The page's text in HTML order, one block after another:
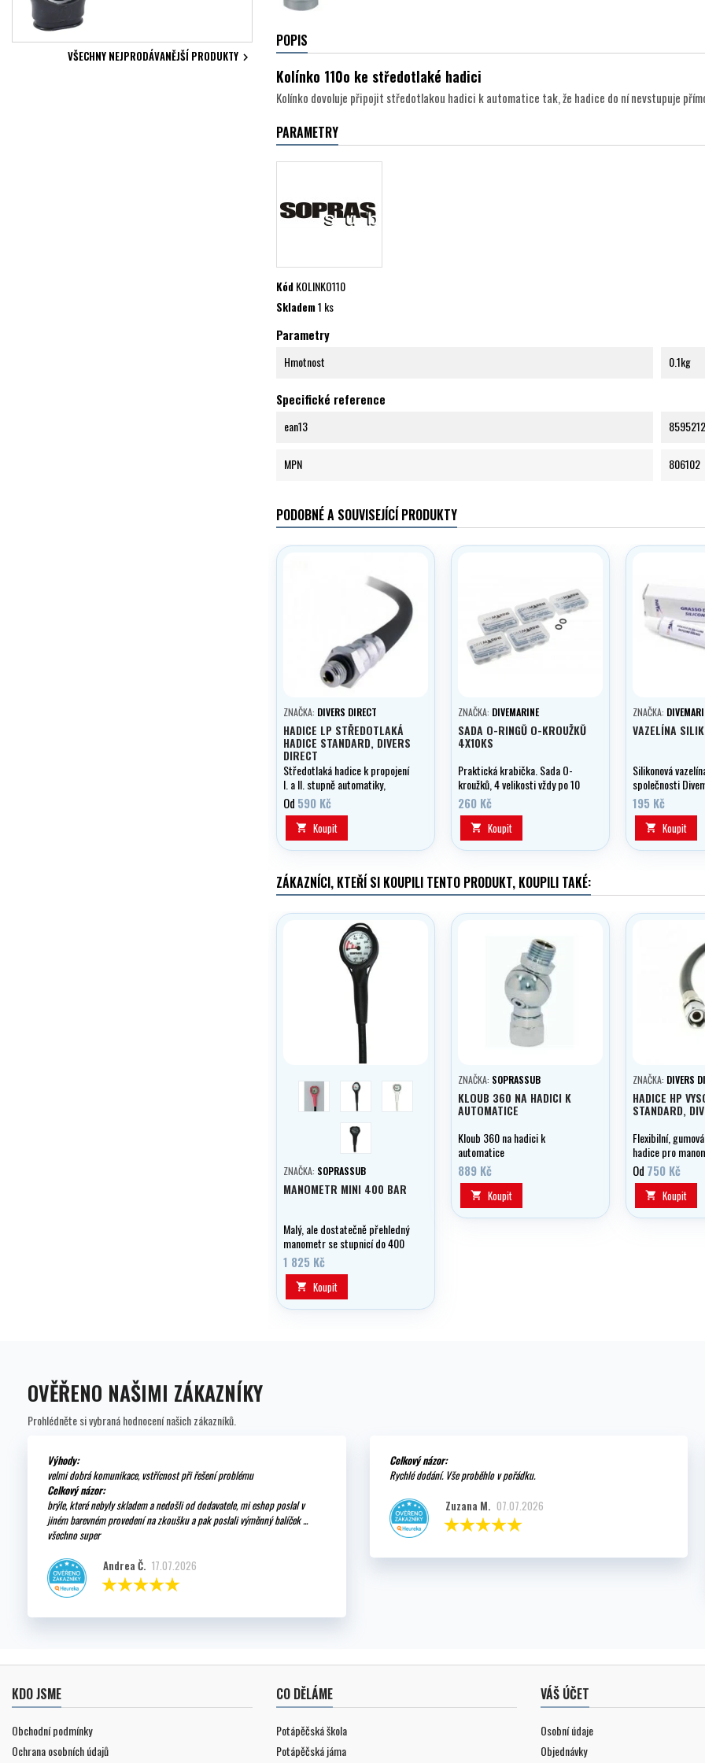
VŠECHNY NEJPRODÁVANĚJŠÍ PRODUKTY 
POPIS
Kolínko 110o ke středotlaké hadici
Kolínko dovoluje připojit středotlakou hadici k automatice tak, že hadice do ní nevstupuje
PARAMETRY
KódKOLINKO110
Skladem1 ks
Parametry
Hmotnost 0.1kg
Specifické reference
ean13
MPN 806102
PODOBNÉ A SOUVISEJÍCÍ PRODUKTY
ZNAČKA: DIVERS DIRECT
HADICE LP STŘEDOTLAKÁ
HADICE STANDARD, DIVERS
DIRECT
Středotlaká hadice k propojení
I. a II. stupně automatiky,
volitelně v délce 0,50 - 2,10 m,
černá.
Od 590 Kč
 Koupit
ZNAČKA: DIVEMARINE
SADA O-RINGŮ O-KROUŽKŮ
4X10KS
Praktická krabička. Sada O-
kroužků, 4 velikosti vždy po 10
ks.
260 Kč
 Koupit
ZNAČKA:
VAZELÍNA
Silikonová
společnosti
vynikající
promazávání a
výstroje.
195 Kč
 Koupit
ZÁKAZNÍCI, KTEŘÍ SI KOUPILI TENTO PRODUKT, KOUPILI TAKÉ:
růžová černá bílá
černá/all
ZNAČKA: SOPRASSUB
MANOMETR MINI 400 BAR
Malý, ale dostatečně přehledný
manometr se stupnicí do 400
bar.
1 825 Kč
 Koupit
ZNAČKA: SOPRASSUB
KLOUB 360 NA HADICI K
AUTOMATICE
Kloub 360 na hadici k
automatice
889 Kč
 Koupit
ZNAČKA: DIVERS
HADICE HP
STANDARD,
Flexibilní,
hadice pro
kevlarem,
- 1,20 m.
Od 750 Kč
 Koupit
OVĚŘENO NAŠIMI ZÁKAZNÍKY
Prohlédněte si vybraná hodnocení našich zákazníků.
Výhody:
velmi dobrá komunikace, vstřícnost při řešení problému
Celkový názor:
brýle, které nebyly skladem a nedošli od dodavatele, mi eshop poslal v
jiném barevném provedení na zkoušku a pak poslali výměnný balíček ...
všechno super
Andrea Č. 17.07.2026
Celkový názor:
Rychlé dodání. Vše proběhlo v pořádku.
Zuzana M. 07.07.2026
KDO JSME
Obchodní podmínky
Ochrana osobních údajů
CO DĚLÁME
Potápěčská škola
Potápěčská jáma
VÁŠ ÚČET
Osobní údaje
Objednávky